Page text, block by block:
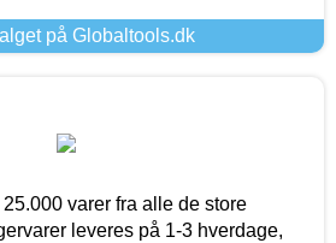
på Globaltools.dk
varer fra alle de store
leveres på 1-3 hverdage,